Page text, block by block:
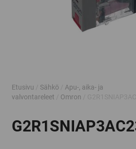
Etusivu Sähkö
Apu-, aika- ja
valvontareleet
Omron